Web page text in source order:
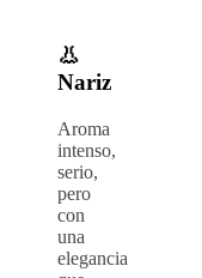
👃
Nariz
Aroma
intenso,
serio,
pero
con
una
elegancia